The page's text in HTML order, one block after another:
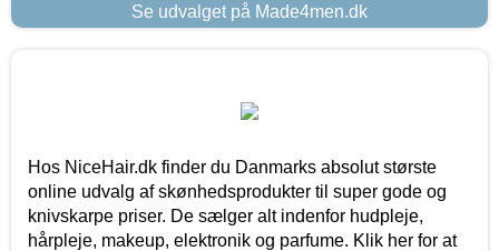
Se udvalget på Made4men.dk
Hos NiceHair.dk finder du Danmarks absolut største
online udvalg af skønhedsprodukter til super gode og
knivskarpe priser. De sælger alt indenfor hudpleje,
hårpleje, makeup, elektronik og parfume. Klik her for at